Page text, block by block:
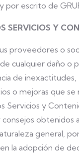
por escrito de
SERVICIOS Y
proveedores o
cualquier daño o
de
o mejoras que se
Servicios y
obtenidos
general,
la adopción de